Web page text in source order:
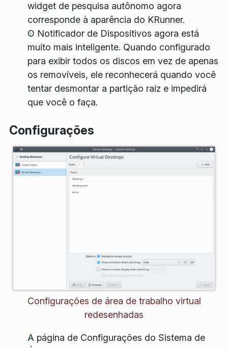
widget de pesquisa autônomo agora
corresponde à aparência do KRunner.
O Notificador de Dispositivos agora está
muito mais inteligente. Quando configurado
para exibir todos os discos em vez de apenas
os removíveis, ele reconhecerá quando você
tentar desmontar a partição raiz e impedirá
que você o faça.
Configurações
Configurações de área de trabalho virtual
redesenhadas
A página de Configurações do Sistema de